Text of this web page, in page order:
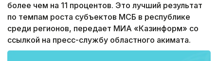
более чем на 11 процентов. Это лучший результат
по темпам роста субъектов МСБ в республике
среди регионов, передает МИА «Казинформ» со
ссылкой на пресс-службу областного акимата.